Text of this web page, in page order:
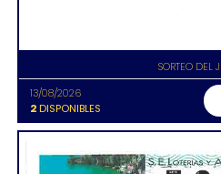
SORTEO DEL
13/08/2026
2DISPONIBLES